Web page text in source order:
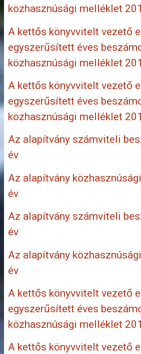
közhasznúsági melléklet
A kettős könyvvitelt vezető
egyszerűsített éves
közhasznúsági melléklet
A kettős könyvvitelt vezető
egyszerűsített éves
közhasznúsági melléklet
Az alapítvány számviteli
év
Az alapítvány
év
Az alapítvány számviteli
év
Az alapítvány
év
A kettős könyvvitelt vezető
egyszerűsített éves
közhasznúsági melléklet
A kettős könyvvitelt vezető